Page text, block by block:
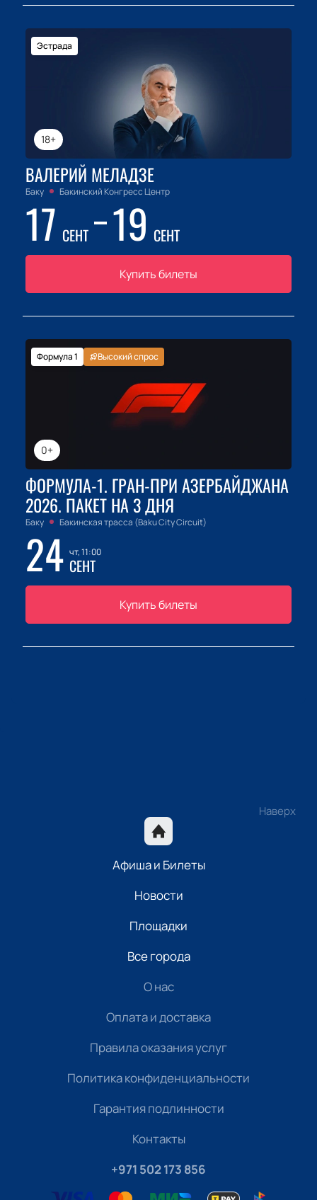
18+
Эстрада
ВАЛЕРИЙ МЕЛАДЗЕ
Баку Бакинский Конгресс Центр
17 СЕНТ 19 СЕНТ
Купить билеты
0+
Формула 1 Высокий спрос
ФОРМУЛА-1. ГРАН-ПРИ АЗЕРБАЙДЖАНА
2026. ПАКЕТ НА 3 ДНЯ
Баку Бакинская трасса (Baku City Circuit)
24 чт, 11:00
СЕНТ
Купить билеты
Наверх
Афиша и Билеты
Новости
Площадки
Все города
О нас
Оплата и доставка
Правила оказания услуг
Политика конфиденциальности
Гарантия подлинности
Контакты
+971 502 173 856